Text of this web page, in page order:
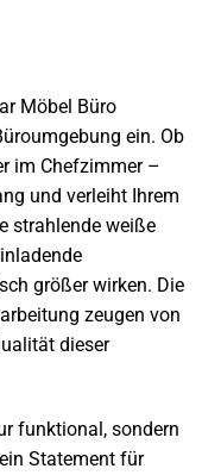
Möbel Büro
ein. Ob
im Chefzimmer –
und verleiht Ihrem
strahlende weiße
größer wirken. Die
zeugen von
dieser
funktional, sondern
Statement für